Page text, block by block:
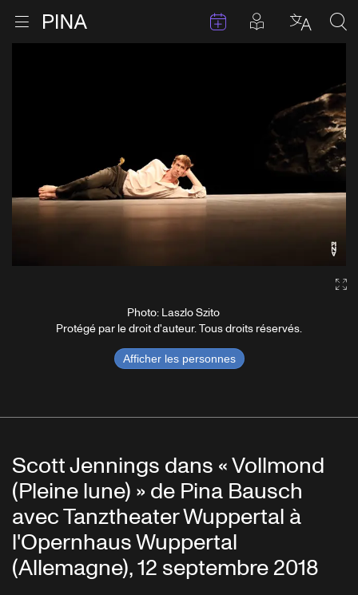
Ouvrir le menu Retour à la page d'accueil Évenements
Articles en
Photo: Laszlo Szito
Protégé par le droit d'auteur. Tous droits réservés.
Afficher les personnes
Scott Jennings dans « Vollmond
(Pleine lune) » de Pina Bausch
avec Tanztheater Wuppertal à
l'Opernhaus Wuppertal
(Allemagne), 12 septembre 2018